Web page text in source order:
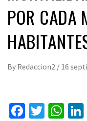
POR CADA
By Redaccion2 / 16
Facebook